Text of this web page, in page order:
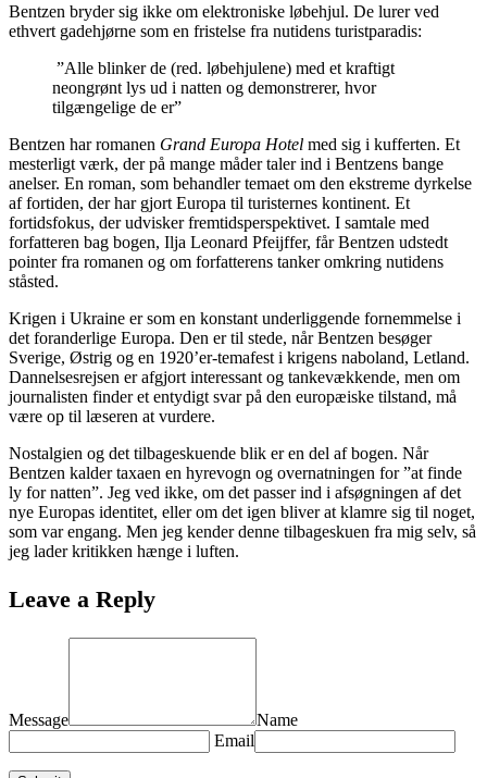
Bentzen bryder sig ikke om elektroniske løbehjul. De lurer ved
ethvert gadehjørne som en fristelse fra nutidens turistparadis:
”Alle blinker de (red. løbehjulene) med et kraftigt
neongrønt lys ud i natten og demonstrerer, hvor
tilgængelige de er”
Bentzen har romanen Grand Europa Hotel med sig i kufferten. Et
mesterligt værk, der på mange måder taler ind i Bentzens bange
anelser. En roman, som behandler temaet om den ekstreme dyrkelse
af fortiden, der har gjort Europa til turisternes kontinent. Et
fortidsfokus, der udvisker fremtidsperspektivet. I samtale med
forfatteren bag bogen, Ilja Leonard Pfeijffer, får Bentzen udstedt
pointer fra romanen og om forfatterens tanker omkring nutidens
ståsted.
Krigen i Ukraine er som en konstant underliggende fornemmelse i
det foranderlige Europa. Den er til stede, når Bentzen besøger
Sverige, Østrig og en 1920’er-temafest i krigens naboland, Letland.
Dannelsesrejsen er afgjort interessant og tankevækkende, men om
journalisten finder et entydigt svar på den europæiske tilstand, må
være op til læseren at vurdere.
Nostalgien og det tilbageskuende blik er en del af bogen. Når
Bentzen kalder taxaen en hyrevogn og overnatningen for ”at finde
ly for natten”. Jeg ved ikke, om det passer ind i afsøgningen af det
nye Europas identitet, eller om det igen bliver at klamre sig til noget,
som var engang. Men jeg kender denne tilbageskuen fra mig selv, så
jeg lader kritikken hænge i luften.
Leave a Reply
Message
Name
Email